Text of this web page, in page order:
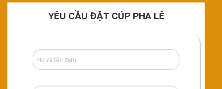
YÊU CẦU ĐẶT CÚP PHA LÊ